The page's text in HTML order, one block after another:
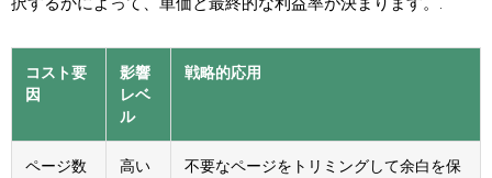
コスト要
因
影響
レベ
ル
戦略的応用
ページ数
高い
不要なページをトリミングして余白を保